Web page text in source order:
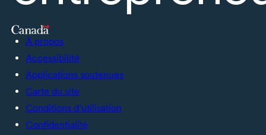
À propos
Accessibilité
Applications soutenues
Carte du site
Conditions d’utilisation
Confidentialité